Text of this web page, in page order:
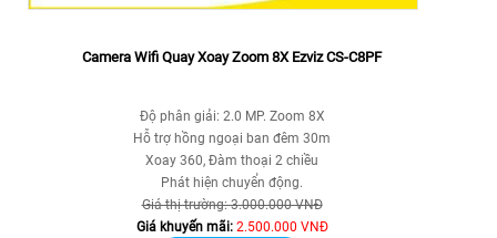
Camera Wifi Quay Xoay Zoom 8X Ezviz CS-C8PF
Độ phân giải: 2.0 MP. Zoom 8X
Hỗ trợ hồng ngoại ban đêm 30m
Xoay 360, Đàm thoại 2 chiều
Phát hiện chuyển động.
Giá thị trường: 3.000.000 VNĐ
Giá khuyến mãi: 2.500.000 VNĐ